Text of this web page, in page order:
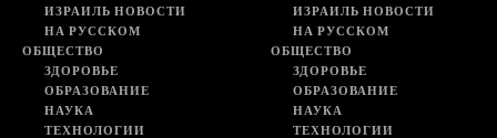
ИЗРАИЛЬ НОВОСТИ
НА РУССКОМ
ОБЩЕСТВО
ЗДОРОВЬЕ
ОБРАЗОВАНИЕ
НАУКА
ТЕХНОЛОГИИ
ИЗРАИЛЬ НОВОСТИ
НА РУССКОМ
ОБЩЕСТВО
ЗДОРОВЬЕ
ОБРАЗОВАНИЕ
НАУКА
ТЕХНОЛОГИИ